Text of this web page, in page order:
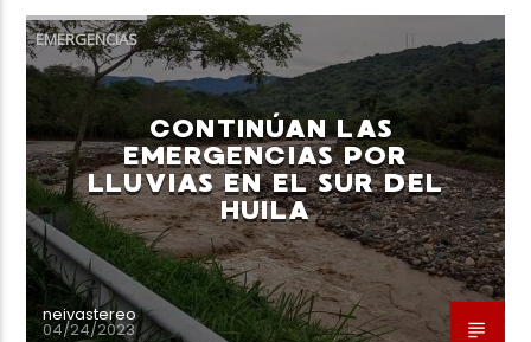
TÍTULO
ARTISTA
Neiva Estereo
EMERGENCIAS
CONTINÚAN LAS
EMERGENCIAS POR
LLUVIAS EN EL SUR DEL
HUILA
neivastereo
04/24/2023